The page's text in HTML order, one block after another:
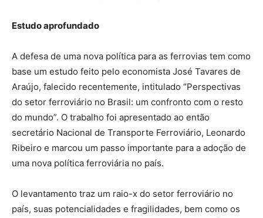
Estudo aprofundado
A defesa de uma nova política para as ferrovias tem como
base um estudo feito pelo economista José Tavares de
Araújo, falecido recentemente, intitulado “Perspectivas
do setor ferroviário no Brasil: um confronto com o resto
do mundo”. O trabalho foi apresentado ao então
secretário Nacional de Transporte Ferroviário, Leonardo
Ribeiro e marcou um passo importante para a adoção de
uma nova política ferroviária no país.
O levantamento traz um raio-x do setor ferroviário no
país, suas potencialidades e fragilidades, bem como os